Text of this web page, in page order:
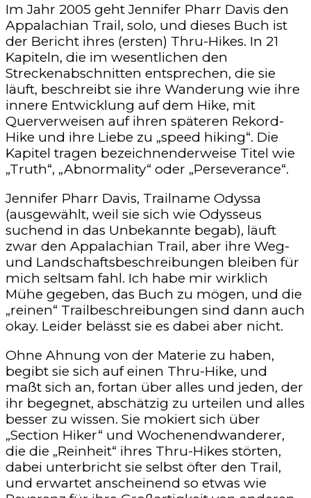
Im Jahr 2005 geht Jennifer Pharr Davis den
Appalachian Trail, solo, und dieses Buch ist
der Bericht ihres (ersten) Thru-Hikes. In 21
Kapiteln, die im wesentlichen den
Streckenabschnitten entsprechen, die sie
läuft, beschreibt sie ihre Wanderung wie ihre
innere Entwicklung auf dem Hike, mit
Querverweisen auf ihren späteren Rekord-
Hike und ihre Liebe zu „speed hiking“. Die
Kapitel tragen bezeichnenderweise Titel wie
„Truth“, „Abnormality“ oder „Perseverance“.
Jennifer Pharr Davis, Trailname Odyssa
(ausgewählt, weil sie sich wie Odysseus
suchend in das Unbekannte begab), läuft
zwar den Appalachian Trail, aber ihre Weg-
und Landschaftsbeschreibungen bleiben für
mich seltsam fahl. Ich habe mir wirklich
Mühe gegeben, das Buch zu mögen, und die
„reinen“ Trailbeschreibungen sind dann auch
okay. Leider belässt sie es dabei aber nicht.
Ohne Ahnung von der Materie zu haben,
begibt sie sich auf einen Thru-Hike, und
maßt sich an, fortan über alles und jeden, der
ihr begegnet, abschätzig zu urteilen und alles
besser zu wissen. Sie mokiert sich über
„Section Hiker“ und Wochenendwanderer,
die die „Reinheit“ ihres Thru-Hikes störten,
dabei unterbricht sie selbst öfter den Trail,
und erwartet anscheinend so etwas wie